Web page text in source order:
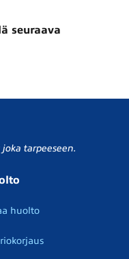
seuraava
tarpeeseen.
huolto